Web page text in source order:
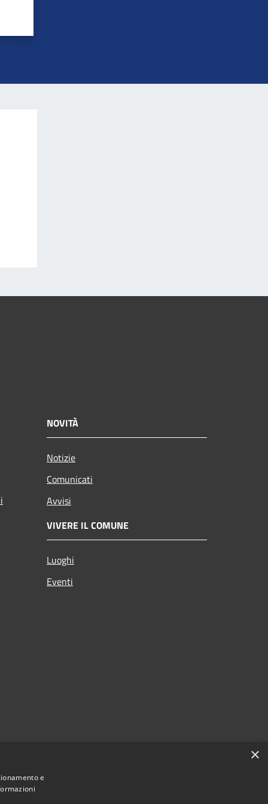
NOVITÀ
Notizie
Comunicati
Avvisi
VIVERE IL COMUNE
Luoghi
Eventi
×
e